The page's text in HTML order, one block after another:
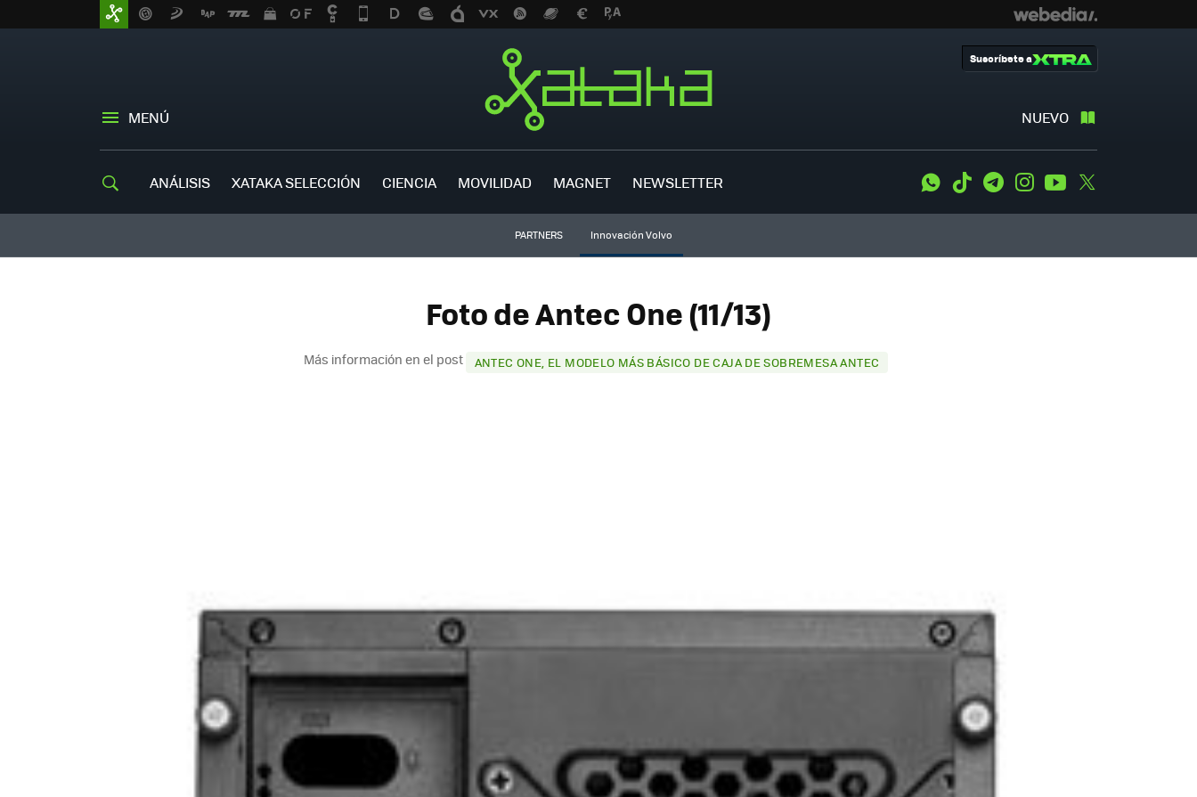
MENÚ NUEVO
Suscríbete a
ANÁLISIS XATAKA SELECCIÓN CIENCIA MOVILIDAD MAGNET NEWSLETTER WhatsApp
Tiktok TelegramInstagramYoutube
PARTNERS Innovación Volvo
Foto de Antec One (11/13)
Más información en el post ANTEC ONE, EL MODELO MÁS BÁSICO DE CAJA DE SOBREMESA ANTEC